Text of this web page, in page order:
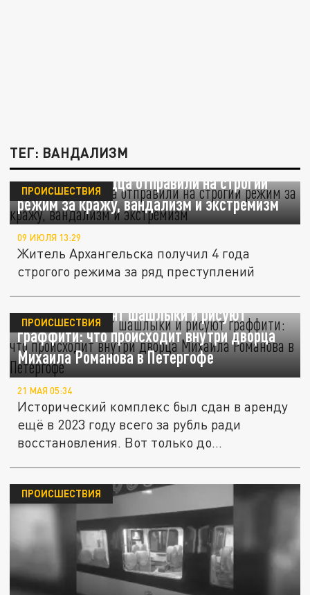
ТЕГ: ВАНДАЛИЗМ
Архангелогородца отправили на строгий
режим за кражу, вандализм и экстремизм
ПРОИСШЕСТВИЯ
09 ИЮЛЯ 13:29
Житель Архангельска получил 4 года
строгого режима за ряд преступлений
Вандалы готовят шашлыки и рисуют
граффити: что происходит внутри дворца
Михаила Романова в Петергофе
ПРОИСШЕСТВИЯ
21 МАЯ 05:34
Исторический комплекс был сдан в аренду
ещё в 2023 году всего за рубль ради
восстановления. Вот только до...
ПРОИСШЕСТВИЯ